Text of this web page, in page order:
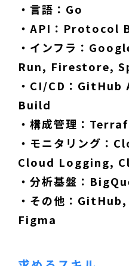
・言語：Go
・API：Protocol
・インフラ：
Run, Firestore,
・CI/CD：
Build
・構成管理：
・モニタリング
Cloud Logging,
・分析基盤：
・その他：
Figma